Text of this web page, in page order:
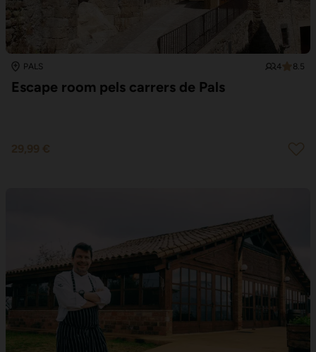
PALS 4 8.5
Escape room pels carrers de Pals